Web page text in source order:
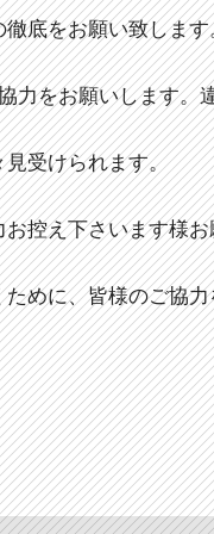
底をお願い致します
力をお願いします。
受けられます。
控え下さいます様
めに、皆様のご協